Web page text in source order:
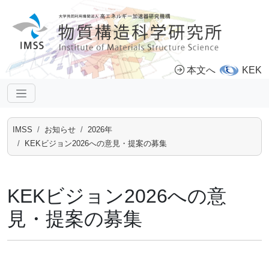
本文へ KEK
IMSS お知らせ
2026年
KEKビジョン2026への意見・提案の募集
KEKビジョン2026への意
見・提案の募集